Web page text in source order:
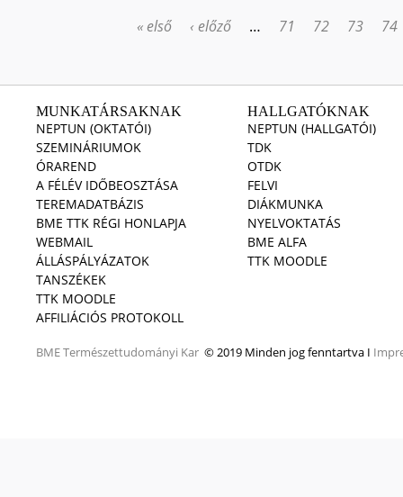
« első ‹ előző … 71 72 73 74
MUNKATÁRSAKNAK
NEPTUN (OKTATÓI)
SZEMINÁRIUMOK
ÓRAREND
A FÉLÉV IDŐBEOSZTÁSA
TEREMADATBÁZIS
BME TTK RÉGI HONLAPJA
WEBMAIL
ÁLLÁSPÁLYÁZATOK
TANSZÉKEK
TTK MOODLE
AFFILIÁCIÓS PROTOKOLL
BMETermészettudományi Kar © 2019 Minden jog fenntartva I
HALLGATÓKNAK
NEPTUN (HALLGATÓI)
TDK
OTDK
FELVI
DIÁKMUNKA
NYELVOKTATÁS
BME ALFA
TTK MOODLE